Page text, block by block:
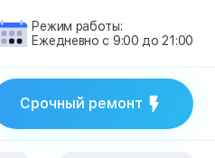
Режим работы:
Ежедневно с 9:00 до 21:00
Срочный ремонт